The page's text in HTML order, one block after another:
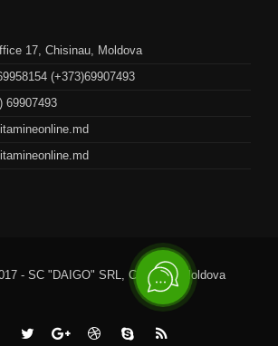
17, Chisinau, Moldova
(+373)69907493
69907493
- SC "DAIGO" SRL, Chisianu, Moldova